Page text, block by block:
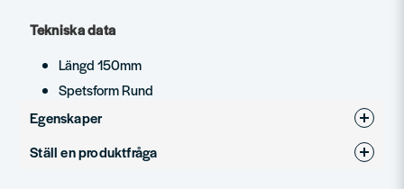
Tekniska data
Längd 150mm
Spetsform Rund
Egenskaper
Produkttyp
Ställ en produktfråga